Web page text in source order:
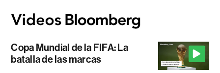
Copa Mundial de la FIFA: La
batalla de las marcas